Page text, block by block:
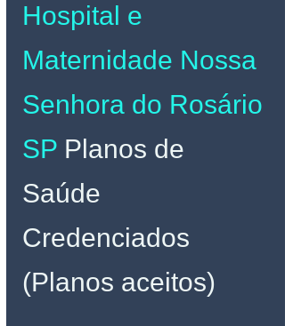
Hospital e
Maternidade Nossa
Senhora do Rosário
SP Planos de
Saúde
Credenciados
(Planos aceitos)